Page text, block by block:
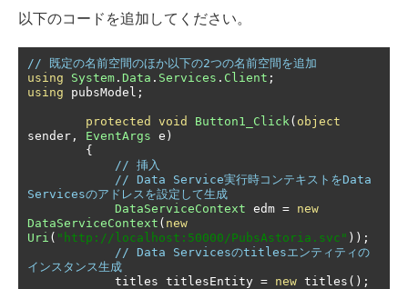
以下のコードを追加してください。
// 既定の名前空間のほか以下の2つの名前空間を追加
using
System . Data . Services . Client ;
using pubsModel ;
protected void Button1_Click ( object
sender , EventArgs e )
{
// 挿入
// Data Service実行時コンテキストをData
Servicesのアドレスを設定して生成
DataServiceContext edm = new
DataServiceContext ( new
Uri ( "http://localhost:50000/PubsAstoria.svc" ));
// Data Servicesのtitlesエンティティの
インスタンス生成
            titles titlesEntity
= new titles ();